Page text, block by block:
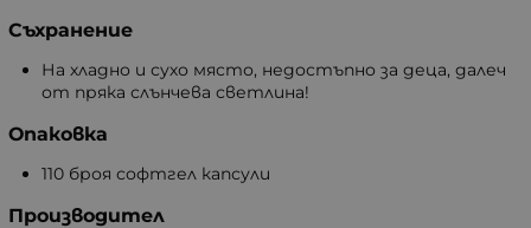
Съхранение
На хладно и сухо място, недостъпно за деца, далеч
от пряка слънчева светлина!
Опаковка
110 броя софтгел капсули
Производител